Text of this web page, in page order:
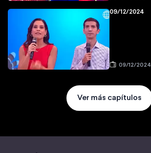
09/12/2024
09/12/2024
Ver más capítulos